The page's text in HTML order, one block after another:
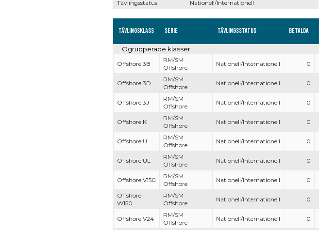
Tävlingsstatus
Nationell/Internationell
Tävlingsklass Serie Tävlingsstatus Betalda
Ogrupperade klasser
Offshore 3B
RM/SM
Offshore
Nationell/Internationell 0
Offshore 3D
RM/SM
Offshore
Nationell/Internationell 0
Offshore 3J
RM/SM
Offshore
Nationell/Internationell 0
Offshore K
RM/SM
Offshore
Nationell/Internationell 0
Offshore U
RM/SM
Offshore
Nationell/Internationell 0
Offshore UL
RM/SM
Offshore
Nationell/Internationell 0
Offshore V150
RM/SM
Offshore
Nationell/Internationell 0
Offshore
W150
RM/SM
Offshore
Nationell/Internationell 0
Offshore V24
RM/SM
Offshore
Nationell/Internationell 0